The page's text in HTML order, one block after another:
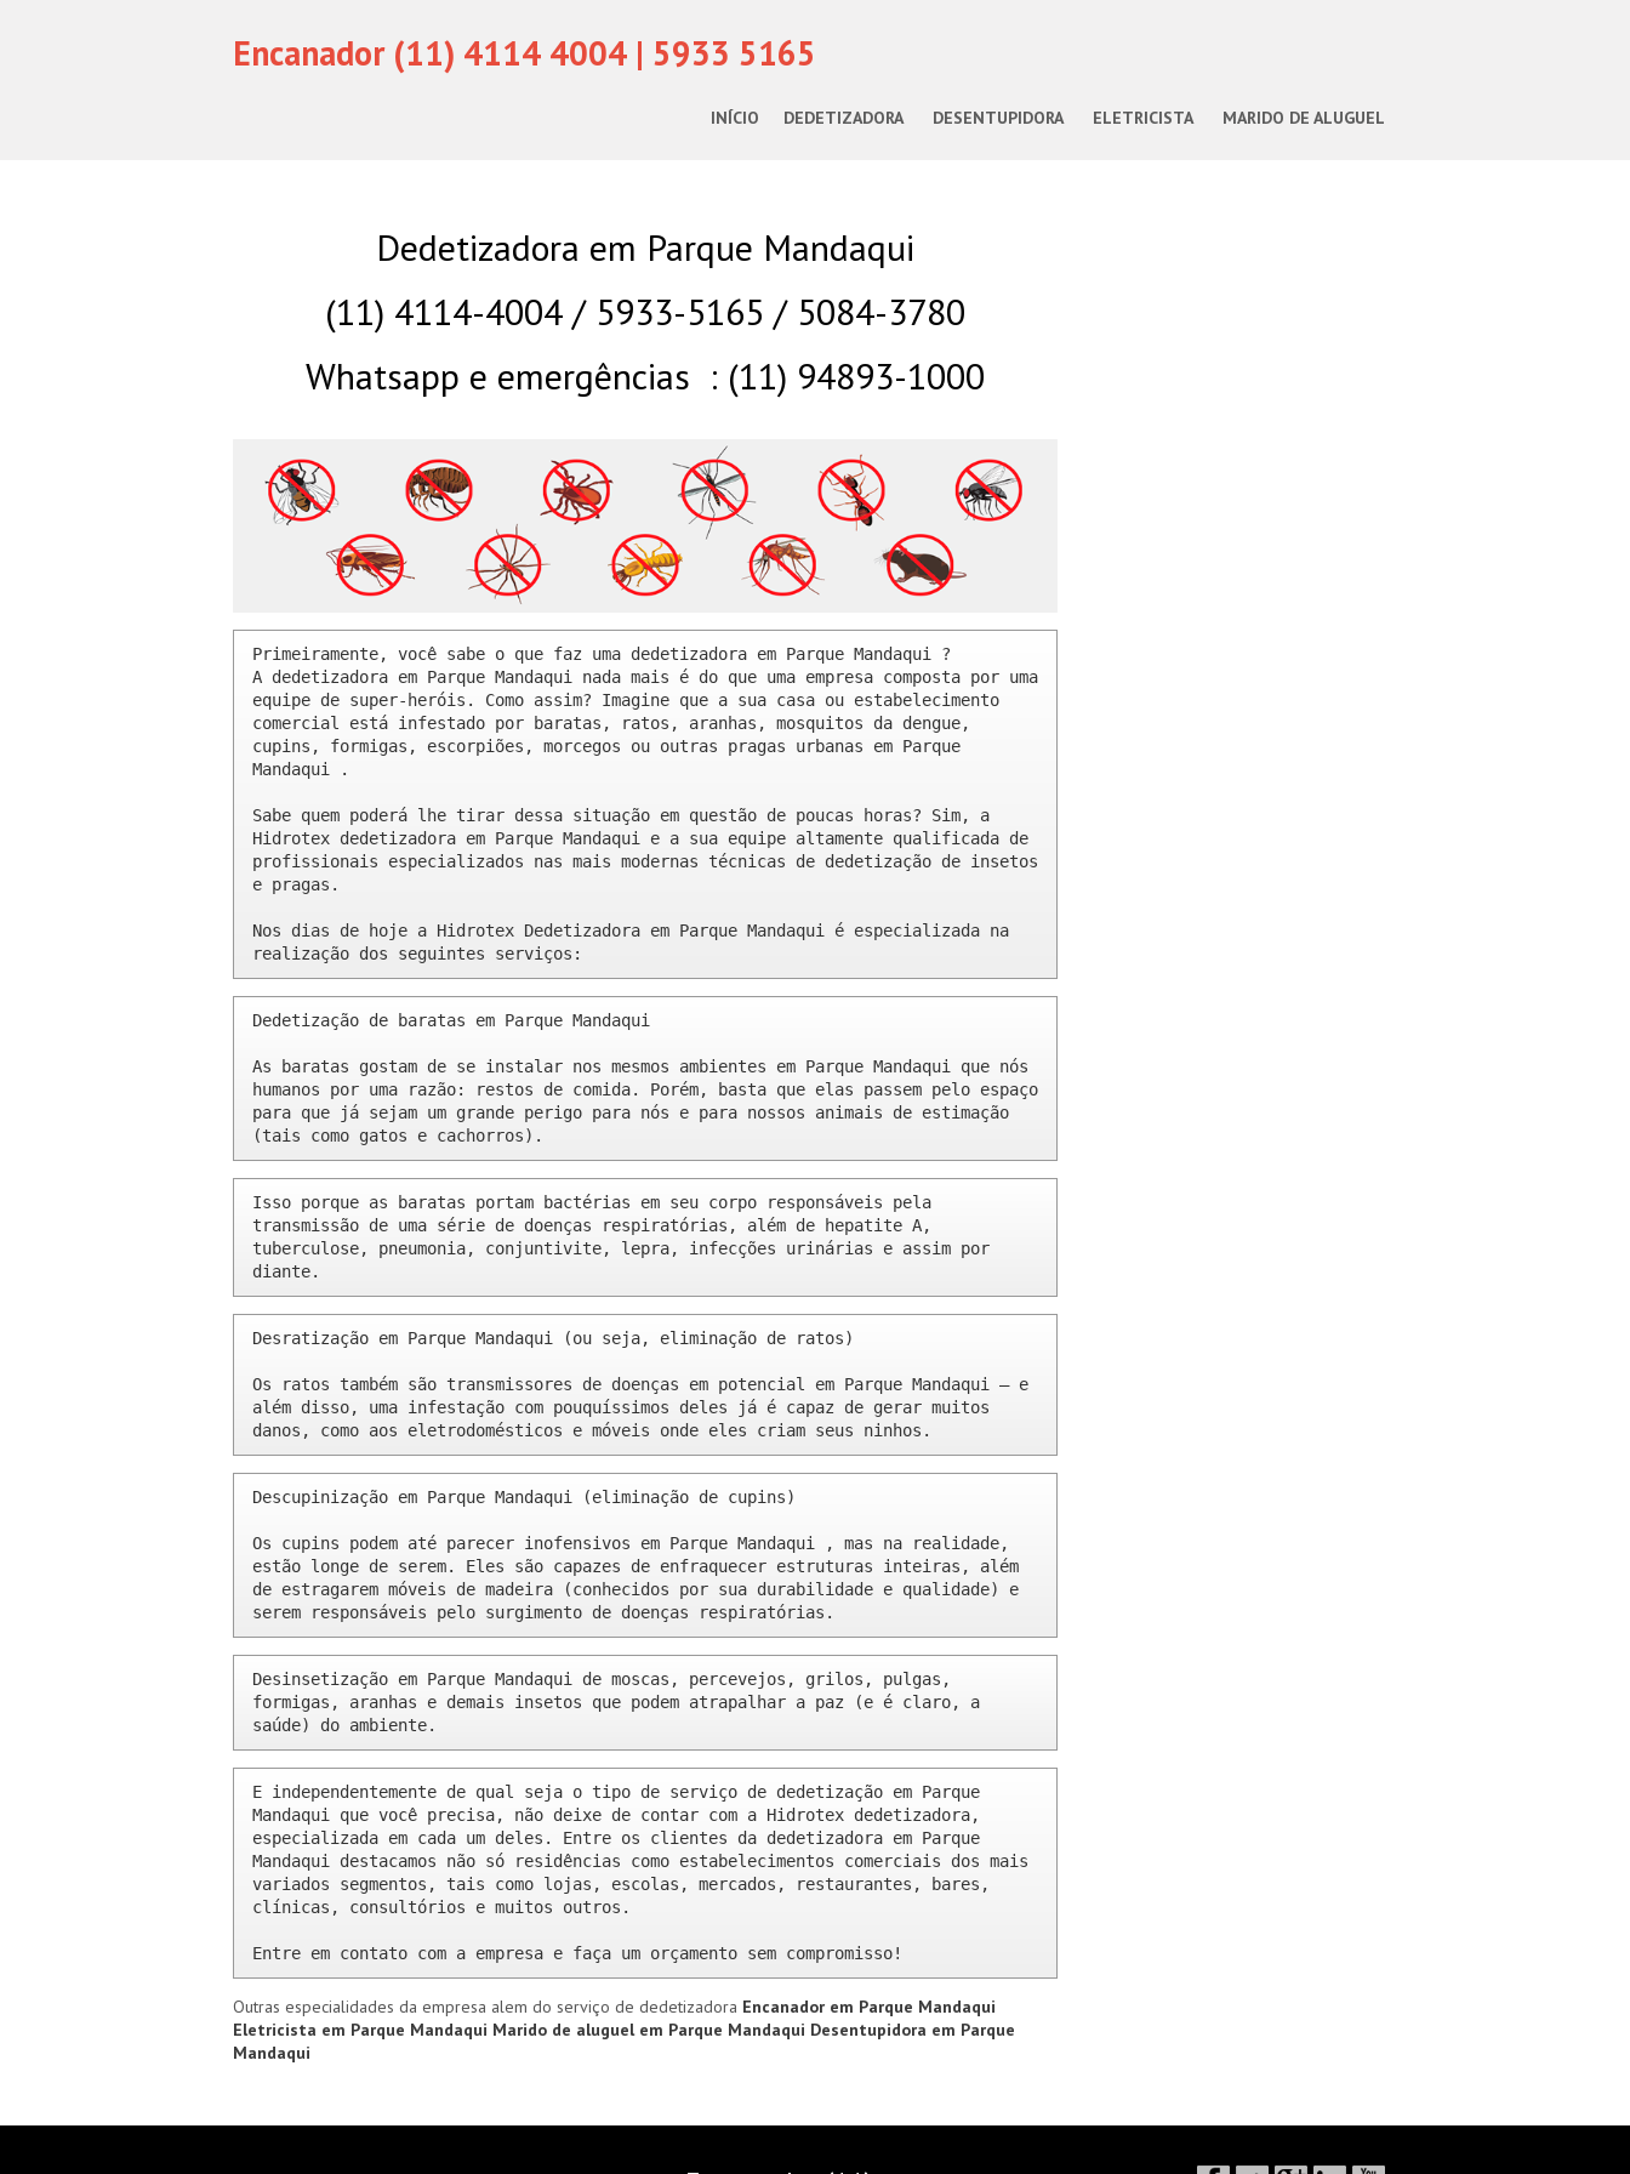
Encanador (11) 4114 4004 | 5933 5165
INÍCIO DEDETIZADORA DESENTUPIDORA ELETRICISTA MARIDO DE ALUGUEL
Dedetizadora em Parque Mandaqui
(11) 4114-4004 / 5933-5165 / 5084-3780
Whatsapp e emergências : (11) 94893-1000
Primeiramente, você sabe o que faz uma dedetizadora em Parque Mandaqui ?
A dedetizadora em Parque Mandaqui nada mais é do que uma empresa composta por uma
equipe de super-heróis. Como assim? Imagine que a sua casa ou estabelecimento
comercial está infestado por baratas, ratos, aranhas, mosquitos da dengue,
cupins, formigas, escorpiões, morcegos ou outras pragas urbanas em Parque
Mandaqui .
Sabe quem poderá lhe tirar dessa situação em questão de poucas horas? Sim, a
Hidrotex dedetizadora em Parque Mandaqui e a sua equipe altamente qualificada de
profissionais especializados nas mais modernas técnicas de dedetização de insetos
e pragas.
Nos dias de hoje a Hidrotex Dedetizadora em Parque Mandaqui é especializada na
realização dos seguintes serviços:
Dedetização de baratas em Parque Mandaqui
As baratas gostam de se instalar nos mesmos ambientes em Parque Mandaqui que nós
humanos por uma razão: restos de comida. Porém, basta que elas passem pelo espaço
para que já sejam um grande perigo para nós e para nossos animais de estimação
(tais como gatos e cachorros).
Isso porque as baratas portam bactérias em seu corpo responsáveis pela
transmissão de uma série de doenças respiratórias, além de hepatite A,
tuberculose, pneumonia, conjuntivite, lepra, infecções urinárias e assim por
diante.
Desratização em Parque Mandaqui (ou seja, eliminação de ratos)
Os ratos também são transmissores de doenças em potencial em Parque Mandaqui – e
além disso, uma infestação com pouquíssimos deles já é capaz de gerar muitos
danos, como aos eletrodomésticos e móveis onde eles criam seus ninhos.
Descupinização em Parque Mandaqui (eliminação de cupins)
Os cupins podem até parecer inofensivos em Parque Mandaqui , mas na realidade,
estão longe de serem. Eles são capazes de enfraquecer estruturas inteiras, além
de estragarem móveis de madeira (conhecidos por sua durabilidade e qualidade) e
serem responsáveis pelo surgimento de doenças respiratórias.
Desinsetização em Parque Mandaqui de moscas, percevejos, grilos, pulgas,
formigas, aranhas e demais insetos que podem atrapalhar a paz (e é claro, a
saúde) do ambiente.
E independentemente de qual seja o tipo de serviço de dedetização em Parque
Mandaqui que você precisa, não deixe de contar com a Hidrotex dedetizadora,
especializada em cada um deles. Entre os clientes da dedetizadora em Parque
Mandaqui destacamos não só residências como estabelecimentos comerciais dos mais
variados segmentos, tais como lojas, escolas, mercados, restaurantes, bares,
clínicas, consultórios e muitos outros.
Entre em contato com a empresa e faça um orçamento sem compromisso!
Outras especialidades da empresa alem do serviço de dedetizadora Encanador em Parque Mandaqui
Eletricista em Parque Mandaqui Marido de aluguel em Parque Mandaqui Desentupidora em Parque
Mandaqui